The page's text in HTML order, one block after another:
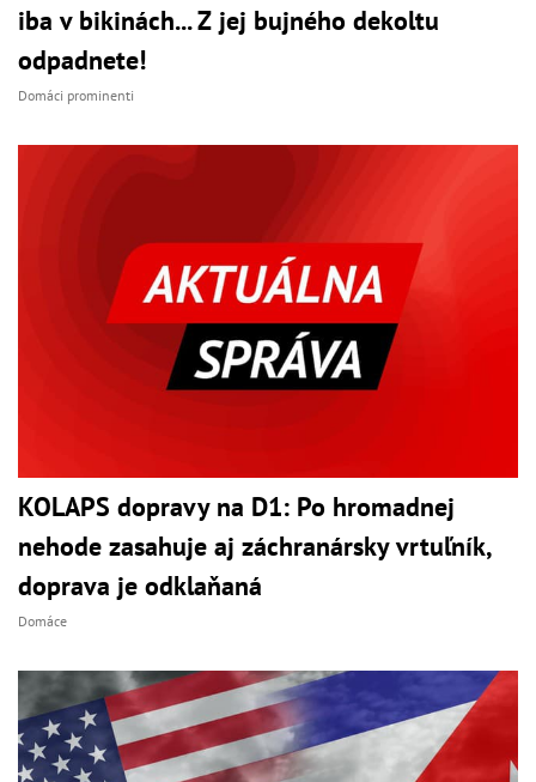
iba v bikinách... Z jej bujného dekoltu
odpadnete!
Domáci prominenti
KOLAPS dopravy na D1: Po hromadnej
nehode zasahuje aj záchranársky vrtuľník,
doprava je odklaňaná
Domáce